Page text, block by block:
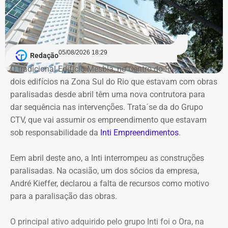
conclusão dos trabalhos é de 60 dias.
Segundo a atual gestão, os levantamentos preliminares
indicam que o instituto vinha sendo utilizado para
descentralizar recursos públicos por meio de
contratações com baixo nível de controle, aproveitando a
maior flexibilidade financeira conferida à natureza
jurídica da autarquia.
COM INFORMAÇÕES DO RJ2/TV GLOBO
Redação05/08/2026 18:29
O tradicional Edifício Mesbla, no Centro do Rio, e mais
dois edifícios na Zona Sul do Rio que estavam com obras
paralisadas desde abril têm uma nova contrutora para
dar sequência nas intervenções. Trata´se da do Grupo
CTV, que vai assumir os empreendimento que estavam
sob responsabilidade da Inti Empreendimentos.
Eem abril deste ano, a Inti interrompeu as construções
paralisadas. Na ocasião, um dos sócios da empresa,
André Kieffer, declarou a falta de recursos como motivo
para a paralisação das obras.
O principal ativo adquirido pelo grupo Inti foi o Ora, na